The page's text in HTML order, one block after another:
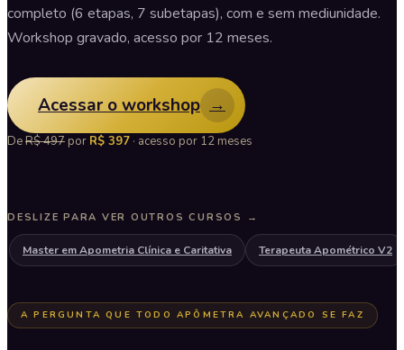
completo (6 etapas, 7 subetapas), com e sem mediunidade.
Workshop gravado, acesso por 12 meses.
Acessar o workshop →
DeR$ 497 por R$ 397 · acesso por 12 meses
DESLIZE PARA VER OUTROS CURSOS →
Master em Apometria Clínica e Caritativa Terapeuta Apométrico V2
A PERGUNTA QUE TODO APÔMETRA AVANÇADO SE FAZ